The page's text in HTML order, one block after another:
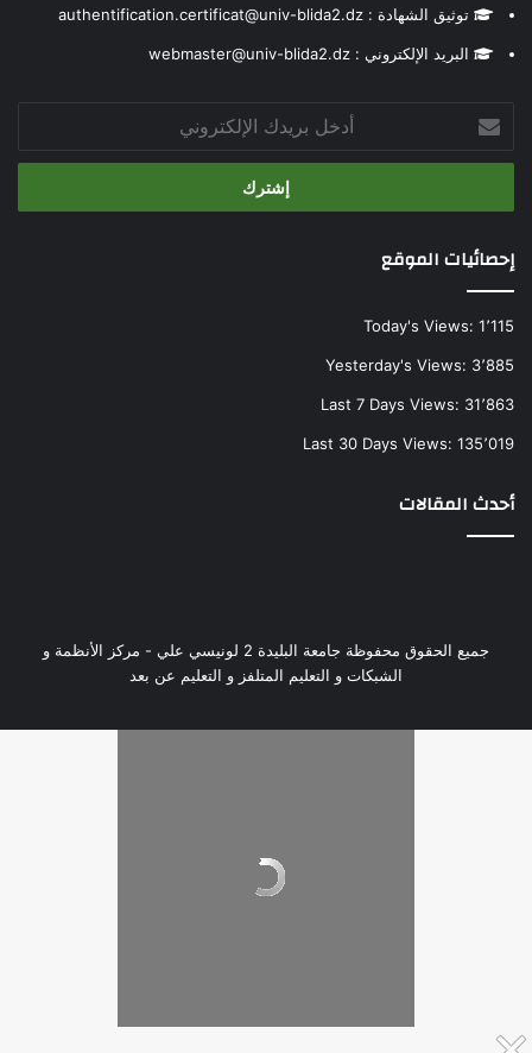
توثيق الشهادة : authentification.certificat@univ-blida2.dz
البريد الإلكتروني : webmaster@univ-blida2.dz
بريدك
الإلكتروني
إحصائيات الموقع
Today's Views: 1٬115
Yesterday's Views: 3٬885
Last 7 Days Views: 31٬863
Last 30 Days Views: 135٬019
أحدث المقالات
جميع الحقوق محفوظة جامعة البليدة 2 لونيسي علي - مركز الأنظمة و
الشبكات و التعليم المتلفز و التعليم عن بعد